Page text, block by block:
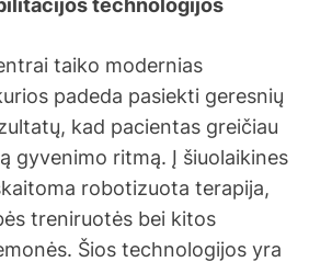
technologijos
taiko modernias
padeda pasiekti geresnių
kad pacientas greičiau
gyvenimo ritmą. Į šiuolaikines
robotizuota terapija,
treniruotės bei kitos
Šios technologijos yra